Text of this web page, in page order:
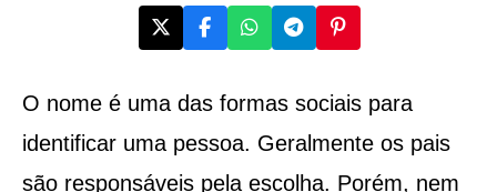
O nome é uma das formas sociais para
identificar uma pessoa. Geralmente os pais
são responsáveis pela escolha. Porém, nem